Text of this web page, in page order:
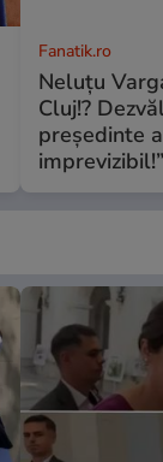
Fanatik.ro
Neluțu
Cluj!?
președinte
imprevizibil!”